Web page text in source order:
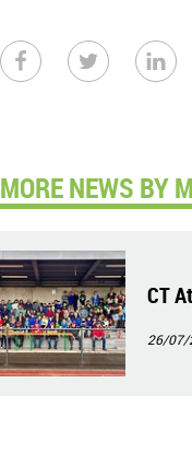
MORE NEWS BY
CT
26/07/